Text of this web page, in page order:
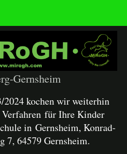
Gernsheim
2024 kochen wir weiterhin
für Ihre Kinder
in Gernsheim, Konrad-
7, 64579 Gernsheim.